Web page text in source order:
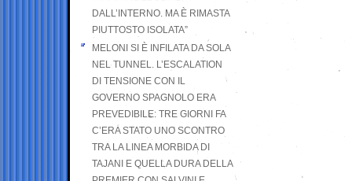
DALL’INTERNO. MA È RIMASTA
PIUTTOSTO ISOLATA”
MELONI SI È INFILATA DA SOLA
NEL TUNNEL. L’ESCALATION
DI TENSIONE CON IL
GOVERNO SPAGNOLO ERA
PREVEDIBILE: TRE GIORNI FA
C’ERA STATO UNO SCONTRO
TRA LA LINEA MORBIDA DI
TAJANI E QUELLA DURA DELLA